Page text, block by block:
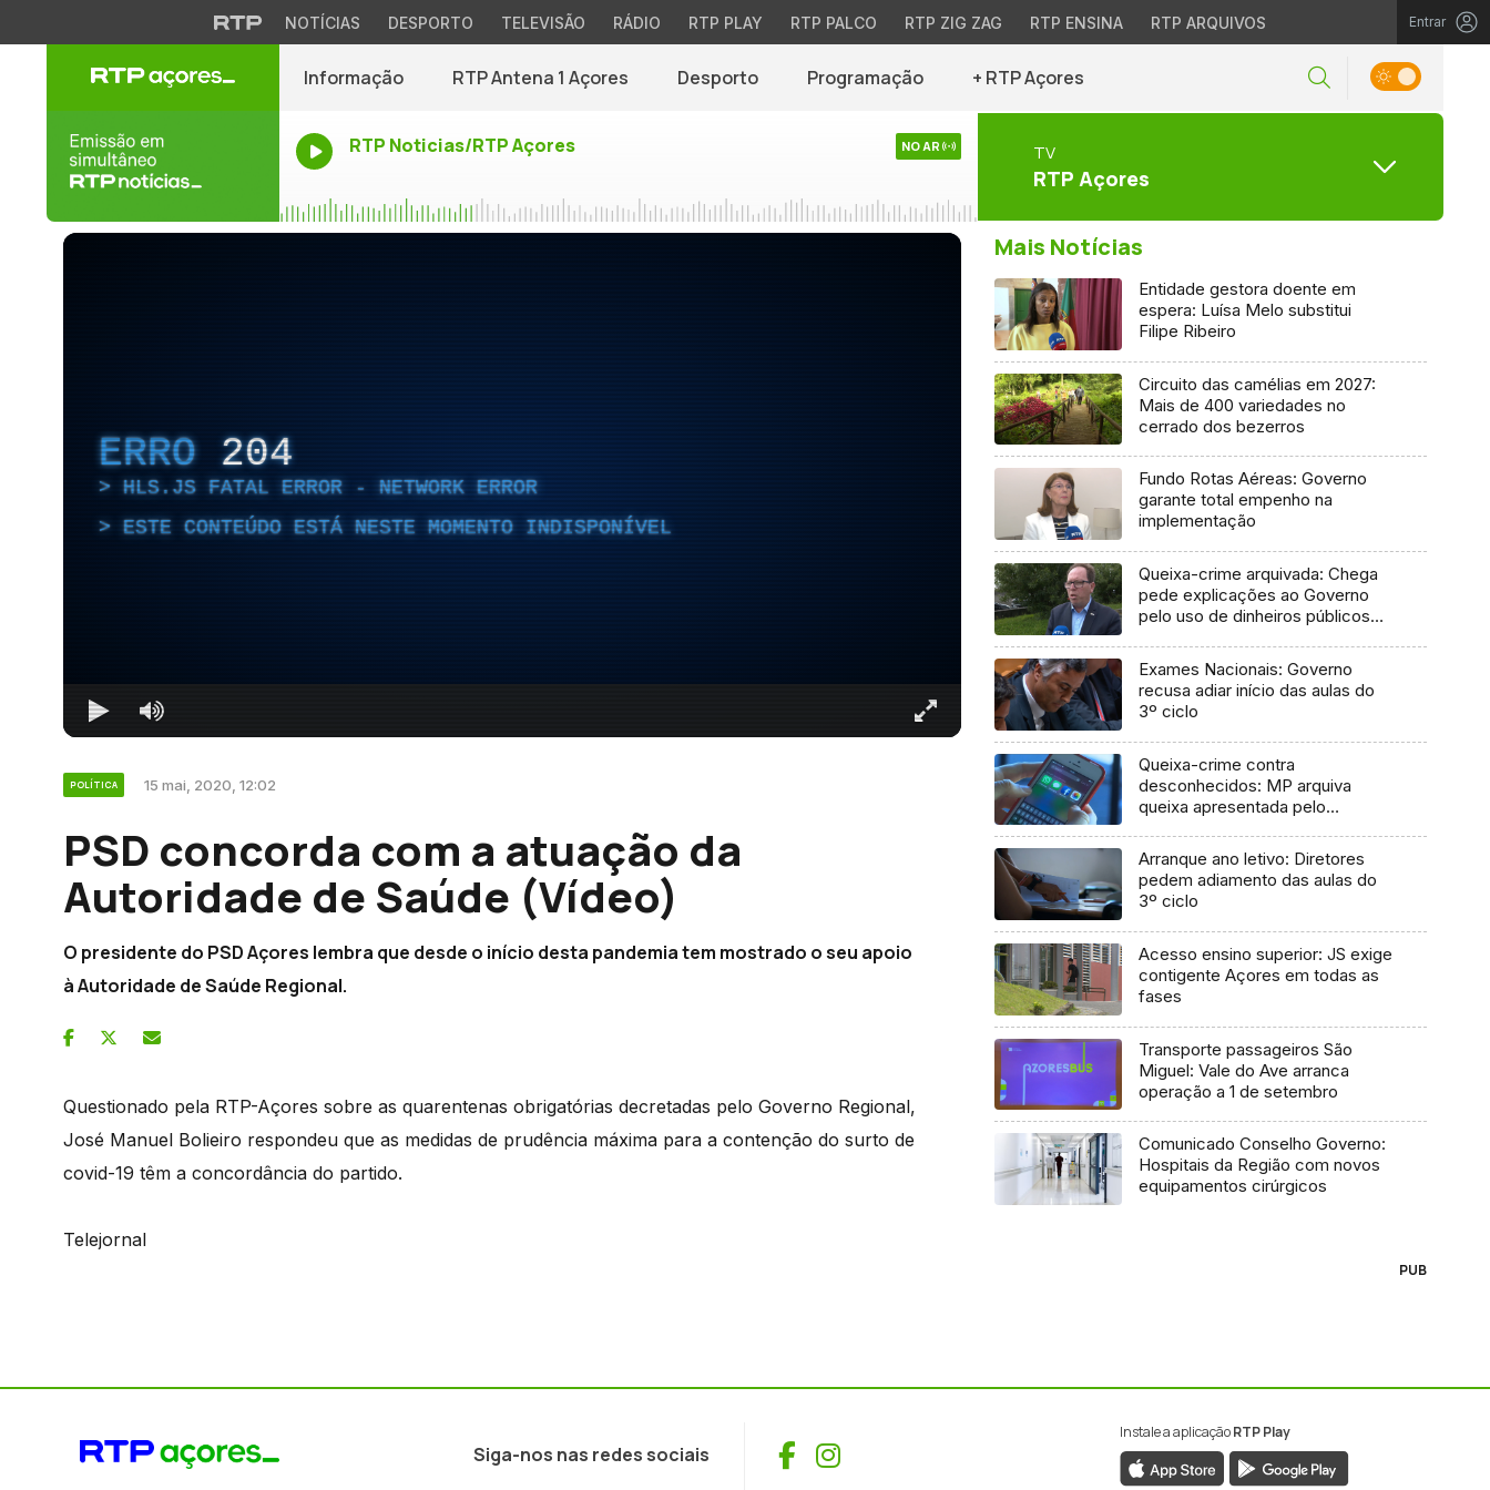
NOTÍCIAS DESPORTO TELEVISÃO RÁDIO RTP PLAY RTP PALCO RTP ZIG ZAG RTP ENSINA RTP ARQUIVOS Entrar
Informação RTP Antena 1 Açores Desporto Programação + RTP Açores
RTP Noticias/RTP Açores NO AR TV
RTP Açores
ERRO 204
HLS.JS FATAL ERROR - NETWORK ERROR
ESTE CONTEÚDO ESTÁ NESTE MOMENTO INDISPONÍVEL
POLÍTICA 15 mai, 2020, 12:02
PSD concorda com a atuação da
Autoridade de Saúde (Vídeo)
O presidente do PSD Açores lembra que desde o início desta pandemia tem mostrado o seu apoio
à Autoridade de Saúde Regional.
Questionado pela RTP-Açores sobre as quarentenas obrigatórias decretadas pelo Governo Regional,
José Manuel Bolieiro respondeu que as medidas de prudência máxima para a contenção do surto de
covid-19 têm a concordância do partido.
Telejornal
Mais Notícias
Entidade gestora doente em
espera: Luísa Melo substitui
Filipe Ribeiro
Circuito das camélias em 2027:
Mais de 400 variedades no
cerrado dos bezerros
Fundo Rotas Aéreas: Governo
garante total empenho na
implementação
Queixa-crime arquivada: Chega
pede explicações ao Governo
pelo uso de dinheiros públicos
Exames Nacionais: Governo
recusa adiar início das aulas do
3º ciclo
Queixa-crime contra
desconhecidos: MP arquiva
queixa apresentada pelo
Arranque ano letivo: Diretores
pedem adiamento das aulas do
3º ciclo
Acesso ensino superior: JS exige
contigente Açores em todas as
fases
Transporte passageiros São
Miguel: Vale do Ave arranca
operação a 1 de setembro
Comunicado Conselho Governo:
Hospitais da Região com novos
equipamentos cirúrgicos
PUB
Siga-nos nas redes sociais Facebook
Instagram
Instale a aplicaçãoRTP Play